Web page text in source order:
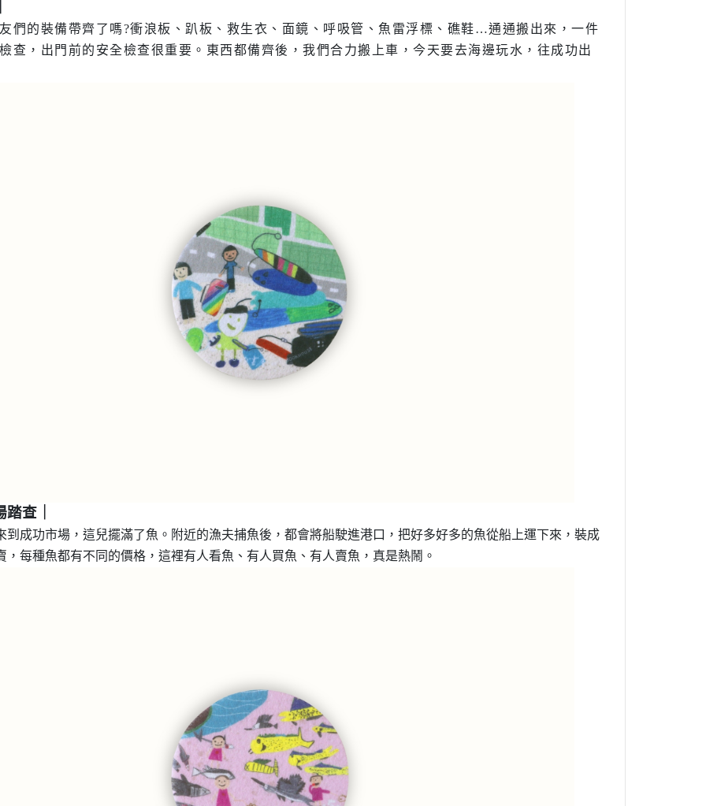
們的裝備帶齊了嗎?衝浪板、趴板、救生衣、面鏡、呼吸管、魚雷浮標、礁鞋…通通搬出來，一件
查，出門前的安全檢查很重要。東西都備齊後，我們合力搬上車，今天要去海邊玩水，往成功出
查｜
到成功市場，這兒擺滿了魚。附近的漁夫捕魚後，都會將船駛進港口，把好多好多的魚從船上運下來，裝成
，每種魚都有不同的價格，這裡有人看魚、有人買魚、有人賣魚，真是熱鬧。